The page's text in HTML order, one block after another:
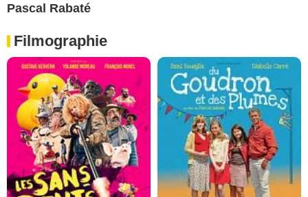
Pascal Rabaté
Filmographie